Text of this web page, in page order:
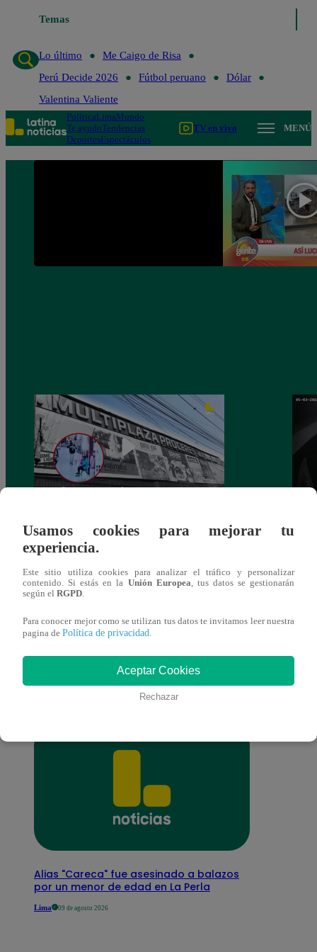
Temas
Lo último
Me Caigo de Risa
Perú Decide 2026
Fútbol peruano
Dólar
Valentina Valiente
PolíticaLimaMundo
Te ayudoTendencias
DeportesEspectáculos
TV en vivo MENÚ
Asesinan a comerciante ferretero dentro de
galería en San Juan de Lurigancho
También te puede
interesar
Alias "Careca" fue asesinado a balazos
por un menor de edad en La Perla
Lima 09 de agosto 2026
Usamos cookies para mejorar tu
experiencia.
Este sitio utiliza cookies para analizar el tráfico y personalizar
contenido. Si estás en la Unión Europea, tus datos se gestionarán
según el RGPD.
Para conocer mejor como se utilizan tus datos te invitamos leer nuestra
pagina de Política de privacidad.
Aceptar Cookies
Rechazar